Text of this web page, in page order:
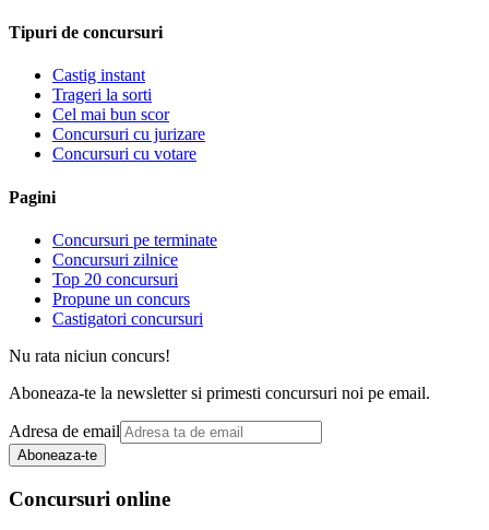
Tipuri de concursuri
Castig instant
Trageri la sorti
Cel mai bun scor
Concursuri cu jurizare
Concursuri cu votare
Pagini
Concursuri pe terminate
Concursuri zilnice
Top 20 concursuri
Propune un concurs
Castigatori concursuri
Nu rata niciun concurs!
Aboneaza-te la newsletter si primesti concursuri noi pe email.
Adresa de email
Aboneaza-te
Concursuri online